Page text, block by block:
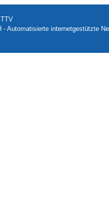
- Automatisierte internetgestützte